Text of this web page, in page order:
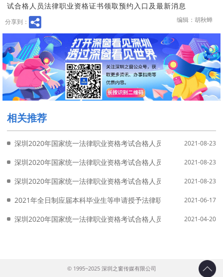
试合格人员法律职业资格证书领取预约入口及最新消息
分享到： 编辑：胡秋蝉
相关推荐
深圳2020年国家统一法律职业资格考试合格人员(2021年应届本科
2021-08-23
深圳2020年国家统一法律职业资格考试合格人员(2021年应届本科
2021-08-23
深圳2020年国家统一法律职业资格考试合格人员(2021年应届本科
2021-08-23
2021年全日制应届本科毕业生等申请授予法律职业资格相关事宜
2021-06-17
深圳2020年国家统一法律职业资格考试合格人员法律职业资格证书
2021-04-20
© 1995~2025 深圳之窗传媒有限公司